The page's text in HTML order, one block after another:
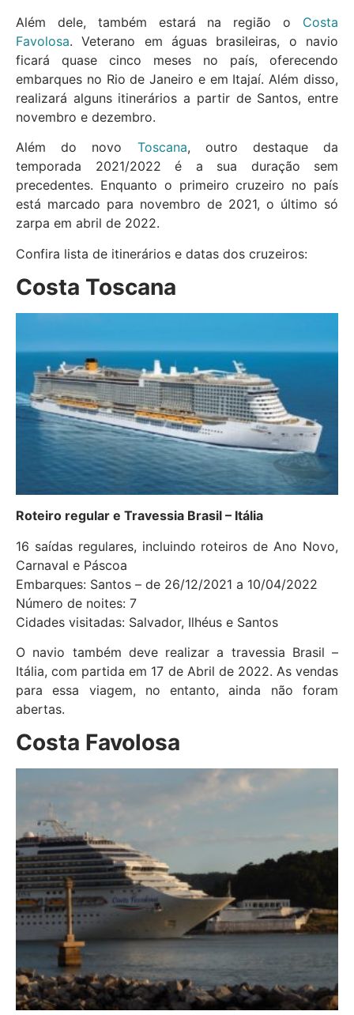
Além dele, também estará na região o Costa
Favolosa. Veterano em águas brasileiras, o navio
ficará quase cinco meses no país, oferecendo
embarques no Rio de Janeiro e em Itajaí. Além disso,
realizará alguns itinerários a partir de Santos, entre
novembro e dezembro.
Além do novo Toscana, outro destaque da
temporada 2021/2022 é a sua duração sem
precedentes. Enquanto o primeiro cruzeiro no país
está marcado para novembro de 2021, o último só
zarpa em abril de 2022.
Confira lista de itinerários e datas dos cruzeiros:
Costa Toscana
Roteiro regular e Travessia Brasil – Itália
16 saídas regulares, incluindo roteiros de Ano Novo,
Carnaval e Páscoa
Embarques: Santos – de 26/12/2021 a 10/04/2022
Número de noites: 7
Cidades visitadas: Salvador, Ilhéus e Santos
O navio também deve realizar a travessia Brasil –
Itália, com partida em 17 de Abril de 2022. As vendas
para essa viagem, no entanto, ainda não foram
abertas.
Costa Favolosa